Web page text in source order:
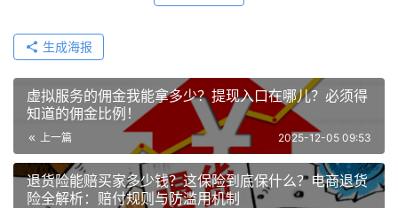
生成海报
虚拟服务的佣金我能拿多少？提现入口在哪儿？必须得
知道的佣金比例！
上一篇 2025-12-05 09:53
退货险能赔买家多少钱？这保险到底保什么？电商退货
险全解析：赔付规则与防滥用机制